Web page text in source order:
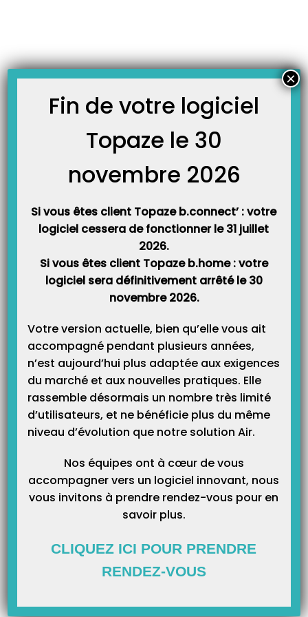
A chaque mises à jour de nouvelles cotations d’actes, Topaze met à jour votre
profession. Cette erreur 3 signifie que vos tables Sesam-Vitale ne sont pas
récupérés…
Catégories
Fin de votre logiciel
Topaze le 30
novembre 2026
Si vous êtes client Topaze b.connect’ : votre
logiciel cessera de fonctionner le 31 juillet
2026.
Si vous êtes client Topaze b.home : votre
logiciel sera définitivement arrêté le 30
novembre 2026.
Votre version actuelle, bien qu’elle vous ait
accompagné pendant plusieurs années,
n’est aujourd’hui plus adaptée aux exigences
du marché et aux nouvelles pratiques. Elle
rassemble désormais un nombre très limité
d’utilisateurs, et ne bénéficie plus du même
niveau d’évolution que notre solution Air.
Nos équipes ont à cœur de vous
accompagner vers un logiciel innovant, nous
vous invitons à prendre rendez-vous pour en
savoir plus.
CLIQUEZ ICI POUR PRENDRE
RENDEZ-VOUS
×